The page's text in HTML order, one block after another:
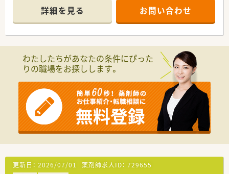
■ご経験・ご年齢等を考慮の上、勤務薬剤師様でも＜年収600万
円＞でお迎えいたします！
■各店舗、機器類は積極的に導入しており効率良く調剤業務に取
り掛かれる環境です。
詳細を見る お問い合わせ
わたしたちがあなたの条件にぴった
りの職場をお探しします。
更新日： 2026/07/01 薬剤師求人ID： 729655